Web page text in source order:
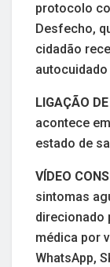
protocolo
Desfecho,
cidadão
LIGAÇÃO
acontece
estado de
VÍDEO
sintomas
direcionado
médica por
WhatsApp,